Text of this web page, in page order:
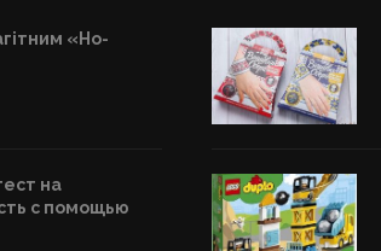
«Но-
на
с помощью